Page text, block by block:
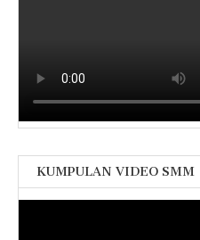
KUMPULAN VIDEO SMM